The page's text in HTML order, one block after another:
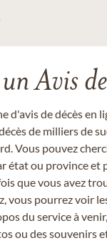
Avis
d'avis de décès en
de milliers de
Vous pouvez
état ou province et
que vous avez
vous pourrez voir
du service à
ou des souvenirs